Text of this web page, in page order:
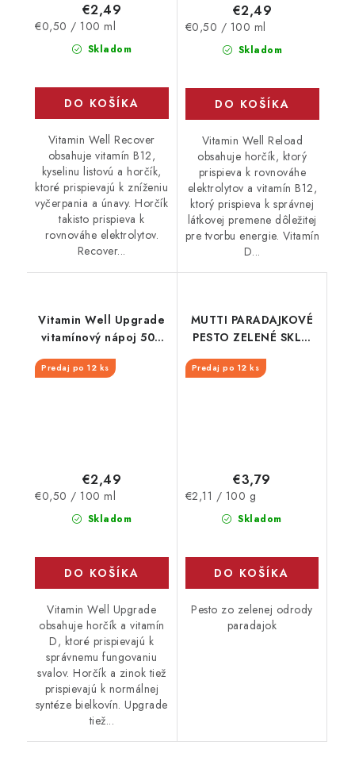
Skladom
€2,49
Jednotková
€0,50 / 100 ml
DO KOŠÍKA
Vitamin Well Recover
obsahuje vitamín B12,
kyselinu listovú a horčík,
ktoré prispievajú k zníženiu
vyčerpania a únavy. Horčík
takisto prispieva k
rovnováhe elektrolytov.
Recover...
Skladom
€2,49
Jednotková
€0,50 / 100 ml
DO KOŠÍKA
Vitamin Well Reload
obsahuje horčík, ktorý
prispieva k rovnováhe
elektrolytov a vitamín B12,
ktorý prispieva k správnej
látkovej premene dôležitej
pre tvorbu energie. Vitamín
D...
Vitamin Well Upgrade
vitamínový nápoj 500
Predaj po 12 ks
Skladom
€2,49
Jednotková
€0,50 / 100 ml
DO KOŠÍKA
Vitamin Well Upgrade
obsahuje horčík a vitamín
D, ktoré prispievajú k
správnemu fungovaniu
svalov. Horčík a zinok tiež
prispievajú k normálnej
syntéze bielkovín. Upgrade
tiež...
MUTTI PARADAJKOVÉ
PESTO ZELENÉ SKLO
Predaj po 12 ks
Skladom
€3,79
Jednotková
€2,11 / 100 g
DO KOŠÍKA
Pesto zo zelenej odrody
paradajok